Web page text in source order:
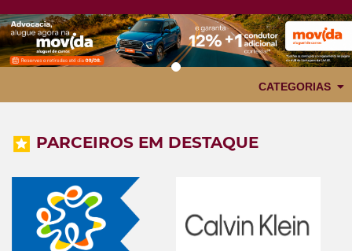
CATEGORIAS
PARCEIROS EM DESTAQUE